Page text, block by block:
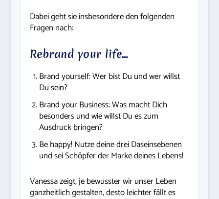
Dabei geht sie insbesondere den folgenden
Fragen nach:
Rebrand your life…
Brand yourself: Wer bist Du und wer willst
Du sein?
Brand your Business: Was macht Dich
besonders und wie willst Du es zum
Ausdruck bringen?
Be happy! Nutze deine drei Daseinsebenen
und sei Schöpfer der Marke deines Lebens!
Vanessa zeigt, je bewusster wir unser Leben
ganzheitlich gestalten, desto leichter fällt es